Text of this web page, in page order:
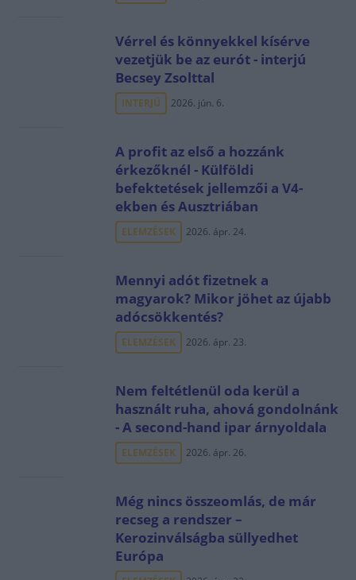
Vérrel és könnyekkel kísérve
vezetjük be az eurót - interjú
Becsey Zsolttal
INTERJÚ 2026. jún. 6.
A profit az első a hozzánk
érkezőknél - Külföldi
befektetések jellemzői a V4-
ekben és Ausztriában
ELEMZÉSEK 2026. ápr. 24.
Mennyi adót fizetnek a
magyarok? Mikor jöhet az újabb
adócsökkentés?
ELEMZÉSEK 2026. ápr. 23.
Nem feltétlenül oda kerül a
használt ruha, ahová gondolnánk
- A second-hand ipar árnyoldala
ELEMZÉSEK 2026. ápr. 26.
Még nincs összeomlás, de már
recseg a rendszer –
Kerozinválságba süllyedhet
Európa